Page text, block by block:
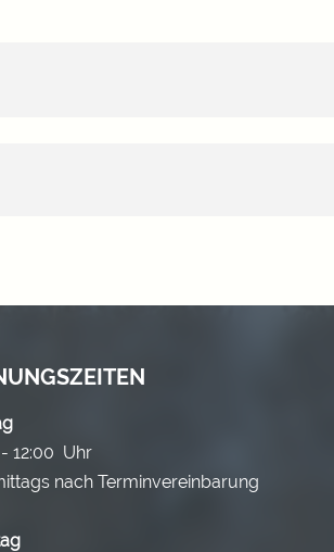
12:00 Uhr
nach Terminvereinbarung